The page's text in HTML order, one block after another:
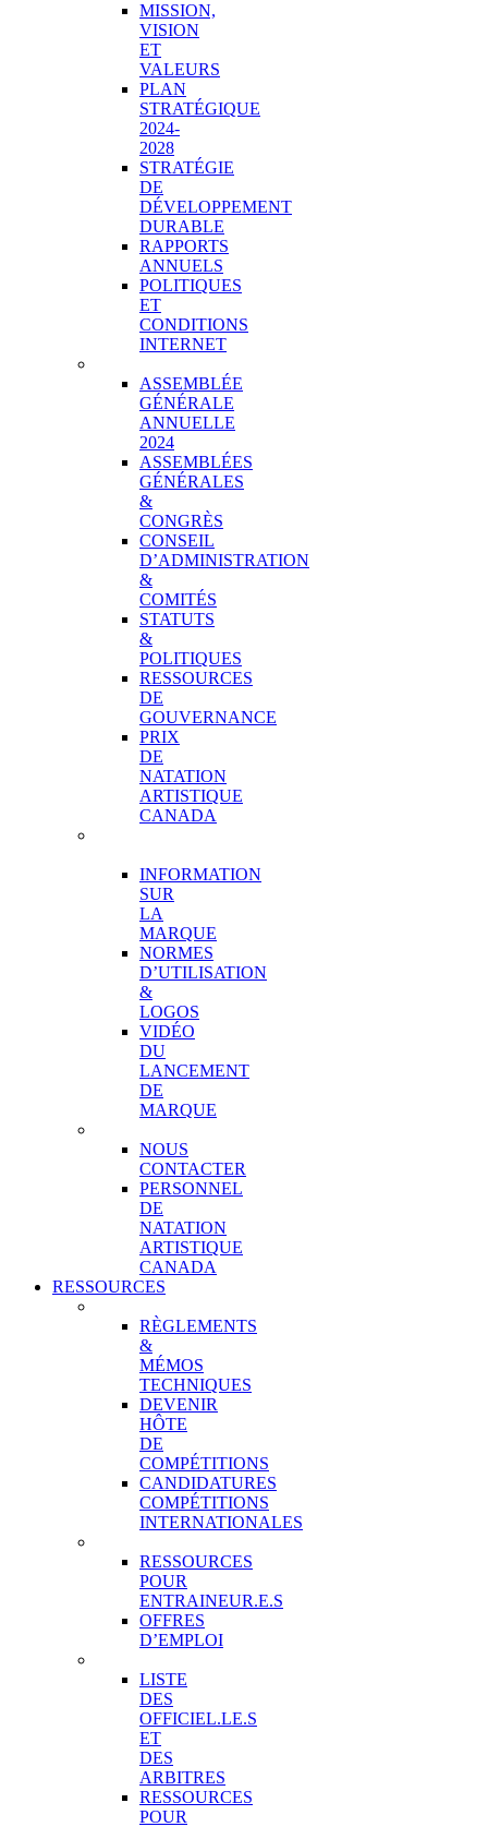
MISSION,
VISION
ET
VALEURS
PLAN
STRATÉGIQUE
2024-
2028
STRATÉGIE
DE
DÉVELOPPEMENT
DURABLE
RAPPORTS
ANNUELS
POLITIQUES
ET
CONDITIONS
INTERNET
ASSEMBLÉE
GÉNÉRALE
ANNUELLE
2024
ASSEMBLÉES
GÉNÉRALES
&
CONGRÈS
CONSEIL
D’ADMINISTRATION
&
COMITÉS
STATUTS
&
POLITIQUES
RESSOURCES
DE
GOUVERNANCE
PRIX
DE
NATATION
ARTISTIQUE
CANADA
INFORMATION
SUR
LA
MARQUE
NORMES
D’UTILISATION
&
LOGOS
VIDÉO
DU
LANCEMENT
DE
MARQUE
NOUS
CONTACTER
PERSONNEL
DE
NATATION
ARTISTIQUE
CANADA
RESSOURCES
RÈGLEMENTS
&
MÉMOS
TECHNIQUES
DEVENIR
HÔTE
DE
COMPÉTITIONS
CANDIDATURES
COMPÉTITIONS
INTERNATIONALES
RESSOURCES
POUR
ENTRAINEUR.E.S
OFFRES
D’EMPLOI
LISTE
DES
OFFICIEL.LE.S
ET
DES
ARBITRES
RESSOURCES
POUR